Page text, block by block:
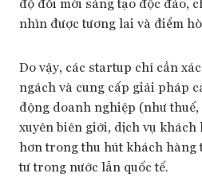
nhìn được tương lai và điểm
Do vậy, các startup chỉ cần
ngách và cung cấp giải pháp
động doanh nghiệp (như
xuyên biên giới, dịch vụ
hơn trong thu hút khách hàng
tư trong nước lẫn quốc tế.